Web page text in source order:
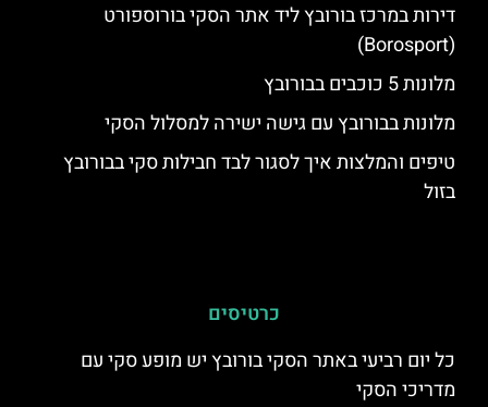
דירות במרכז בורובץ ליד אתר הסקי בורוספורט
(Borosport)
מלונות 5 כוכבים בבורובץ
מלונות בבורובץ עם גישה ישירה למסלול הסקי
טיפים והמלצות איך לסגור לבד חבילות סקי בבורובץ
בזול
כרטיסים
כל יום רביעי באתר הסקי בורובץ יש מופע סקי עם
מדריכי הסקי